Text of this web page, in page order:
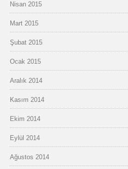
Nisan 2015
Mart 2015
Şubat 2015
Ocak 2015
Aralık 2014
Kasım 2014
Ekim 2014
Eylül 2014
Ağustos 2014